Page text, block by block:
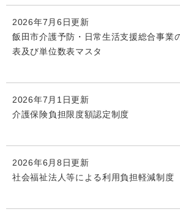
2026年7月6日更新
飯田市介護予防・日常生活支援総合事業
表及び単位数表マスタ
2026年7月1日更新
介護保険負担限度額認定制度
2026年6月8日更新
社会福祉法人等による利用負担軽減制度